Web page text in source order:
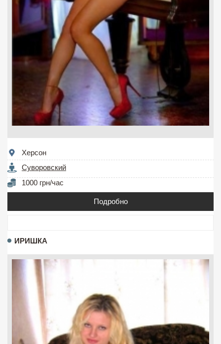
Херсон
Суворовский
1000 грн/час
Подробно
ИРИШКА